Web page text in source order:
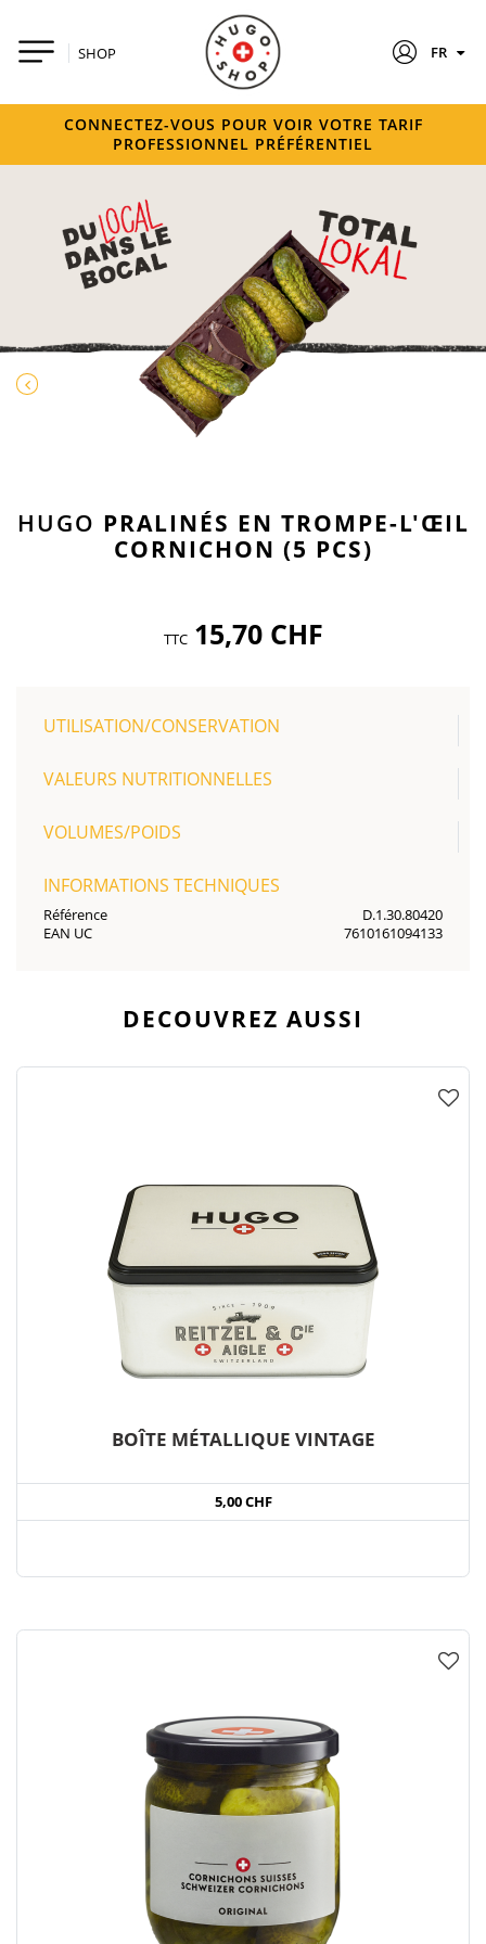
SHOP FR
CONNECTEZ-VOUS POUR VOIR VOTRE TARIF
PROFESSIONNEL PRÉFÉRENTIEL
HUGO PRALINÉS EN TROMPE-L'ŒIL
CORNICHON (5 PCS)
TTC 15,70 CHF
UTILISATION/CONSERVATION
VALEURS NUTRITIONNELLES
VOLUMES/POIDS
INFORMATIONS TECHNIQUES
Référence
D.1.30.80420
EAN UC
7610161094133
DECOUVREZ AUSSI
BOÎTE MÉTALLIQUE VINTAGE
5,00 CHF